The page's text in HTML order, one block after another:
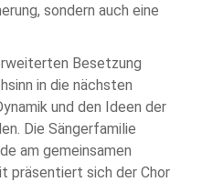
sondern auch eine
Besetzung
in die nächsten
und den Ideen der
Die Sängerfamilie
am gemeinsamen
präsentiert sich der Chor